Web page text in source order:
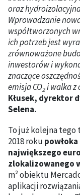
oraz
Wprowadzanie
współtworzonych
ich potrzeb jest
zrównoważone
inwestorów i
znaczące
emisja CO2i walka z
Kłusek, dyrektor
Selena.
To już kolejna tego
2018 roku powłoka
największego
zlokalizowanego
m² obiektu
aplikacji